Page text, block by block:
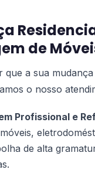
de
que a sua
o nosso
Profissional e
de alta